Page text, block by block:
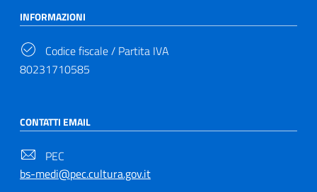
INFORMAZIONI
Codice fiscale / Partita IVA
80231710585
CONTATTI EMAIL
PEC
bs-medi@pec.cultura.gov.it